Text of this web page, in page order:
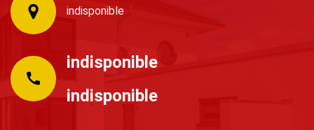
indisponible
indisponible
indisponible